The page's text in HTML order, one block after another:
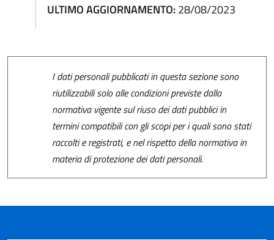
ULTIMO AGGIORNAMENTO:28/08/2023
I dati personali pubblicati in questa sezione sono
riutilizzabili solo alle condizioni previste dalla
normativa vigente sul riuso dei dati pubblici in
termini compatibili con gli scopi per i quali sono stati
raccolti e registrati, e nel rispetto della normativa in
materia di protezione dei dati personali.